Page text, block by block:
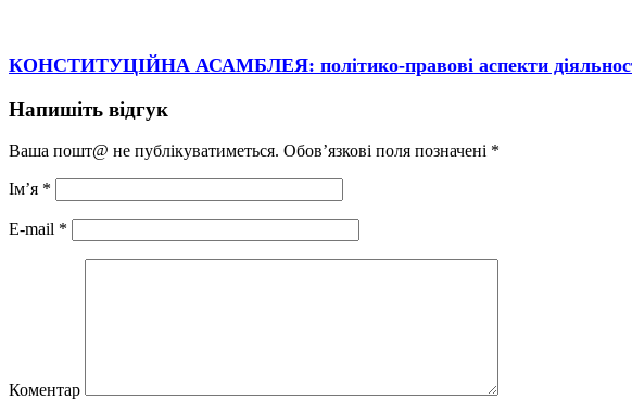
КОНСТИТУЦІЙНА АСАМБЛЕЯ: політико-правові аспекти
Напишіть відгук
Ваша пошт@ не публікуватиметься. Обов’язкові поля позначені *
Ім’я *
E-mail *
Коментар